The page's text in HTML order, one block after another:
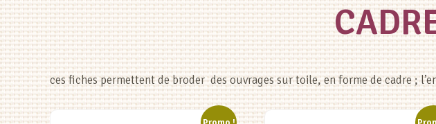
ces fiches permettent de broder des ouvrages sur toile, en forme de cadre ;